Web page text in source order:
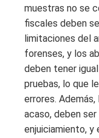
muestras no se
fiscales deben
limitaciones del
forenses, y los
deben tener
pruebas, lo que
errores.
acaso, deben
enjuiciamiento,